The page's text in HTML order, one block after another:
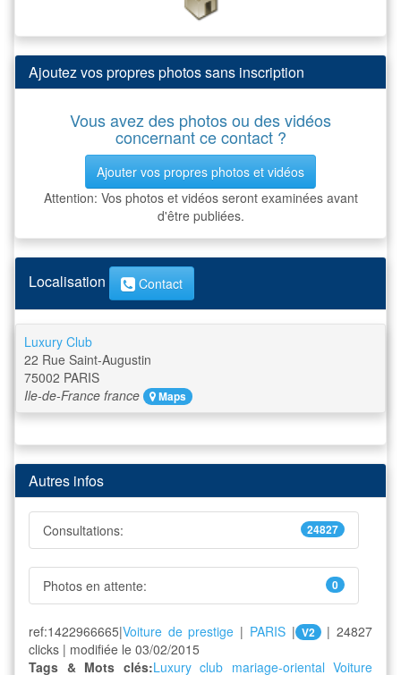
Ajoutez vos propres photos sans inscription
Vous avez des photos ou des vidéos
concernant ce contact ?
Ajouter vos propres photos et vidéos
Attention: Vos photos et vidéos seront examinées avant
d'être publiées.
Localisation Contact
Luxury Club
22 Rue Saint-Augustin
75002 PARIS
Ile-de-France france Maps
Autres infos
Consultations: 24827
Photos en attente: 0
ref:1422966665|Voiture de prestige | PARIS| V2 | 24827
clicks | modifiée le 03/02/2015
Tags & Mots clés:Luxury club mariage-oriental Voiture